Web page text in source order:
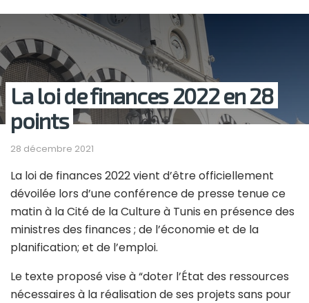
La loi de finances 2022 en 28
points
28 décembre 2021
La loi de finances 2022 vient d’être officiellement
dévoilée lors d’une conférence de presse tenue ce
matin à la Cité de la Culture à Tunis en présence des
ministres des finances ; de l’économie et de la
planification; et de l’emploi.
Le texte proposé vise à “doter l’État des ressources
nécessaires à la réalisation de ses projets sans pour